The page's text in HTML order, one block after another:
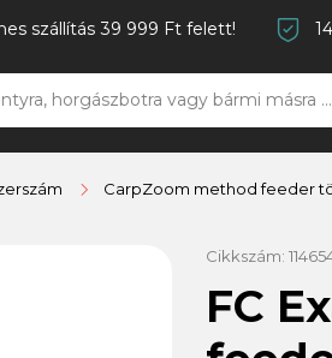
szállítás 39 999 Ft felett!
CarpZoom method feeder
Cikkszám:
FC